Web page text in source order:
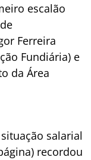
escalão
Ferreira
Fundiária) e
da Área
salarial
recordou